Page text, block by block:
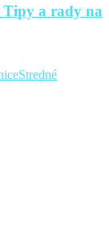
a rady na
Stredné